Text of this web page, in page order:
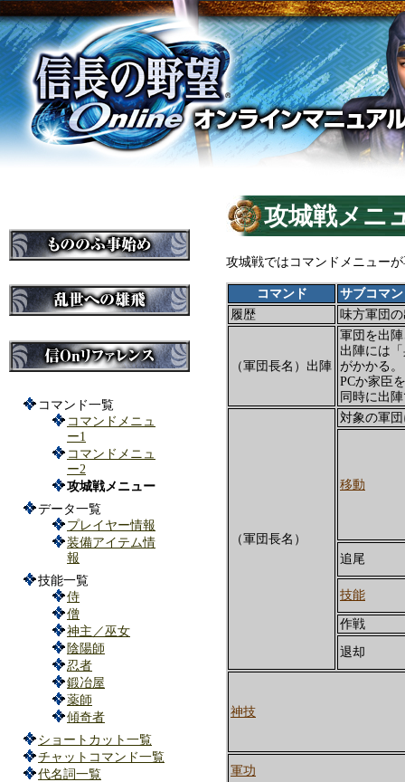
攻城戦メニ
攻城戦ではコマンドメニュー
コマンド
サブコマ
履歴
味方軍団
（軍団長名）出陣
軍団を出
出陣には
がかかる。
PCか家臣
同時に出
（軍団長名）
対象の軍
移動
追尾
技能
作戦
退却
神技
軍功
コマンド一覧
コマンドメニュ
ー1
コマンドメニュ
ー2
攻城戦メニュー
データ一覧
プレイヤー情報
装備アイテム情
報
技能一覧
侍
僧
神主／巫女
陰陽師
忍者
鍛冶屋
薬師
傾奇者
ショートカット一覧
チャットコマンド一覧
代名詞一覧